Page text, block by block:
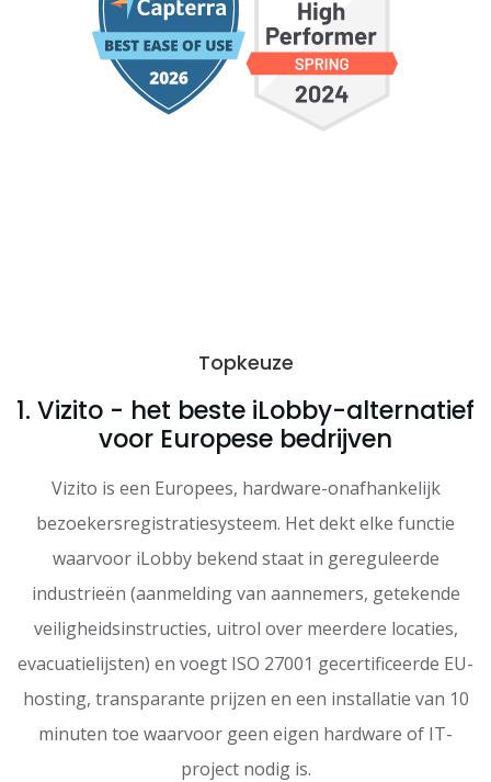
Topkeuze
1. Vizito - het beste iLobby-alternatief
voor Europese bedrijven
Vizito is een Europees, hardware-onafhankelijk
bezoekersregistratiesysteem. Het dekt elke functie
waarvoor iLobby bekend staat in gereguleerde
industrieën (aanmelding van aannemers, getekende
veiligheidsinstructies, uitrol over meerdere locaties,
evacuatielijsten) en voegt ISO 27001 gecertificeerde EU-
hosting, transparante prijzen en een installatie van 10
minuten toe waarvoor geen eigen hardware of IT-
project nodig is.